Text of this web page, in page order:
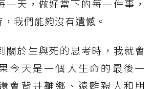
一天，做好當下的每一件事，
我們能夠沒有遺憾。
關於生與死的思考時，我就會
今天是一個人生命的最後一
會背井離鄉、遠離親人和朋